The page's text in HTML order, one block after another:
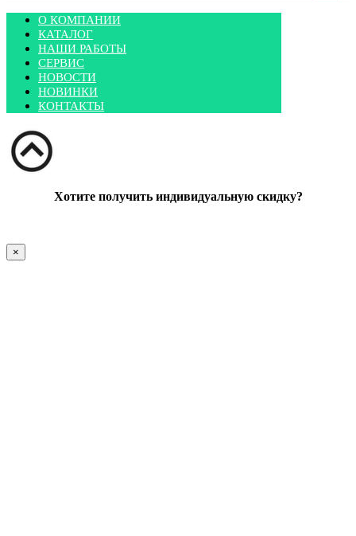
О КОМПАНИИ
КАТАЛОГ
НАШИ РАБОТЫ
СЕРВИС
НОВОСТИ
НОВИНКИ
КОНТАКТЫ
Хотите получить индивидуальную скидку?
×